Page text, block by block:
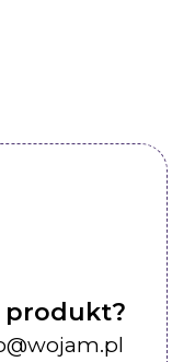
produkt?